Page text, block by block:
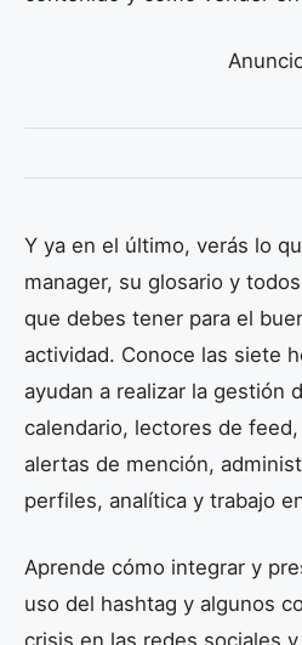
Y ya en el último, verás lo
manager, su glosario y
que debes tener para el
actividad. Conoce las siete
ayudan a realizar la gestión
calendario, lectores de
alertas de mención,
perfiles, analítica y trabajo
Aprende cómo integrar y
uso del hashtag y algunos
crisis en las redes sociales